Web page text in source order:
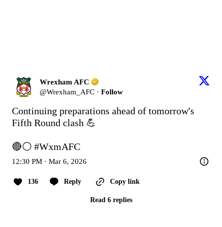
Wrexham AFC
@Wrexham_AFC · Follow
Continuing preparations ahead of tomorrow's
Fifth Round clash 💪
🔴⚪ #WxmAFC
12:30 PM · Mar 6, 2026
136 Reply Copy link
Read 6 replies